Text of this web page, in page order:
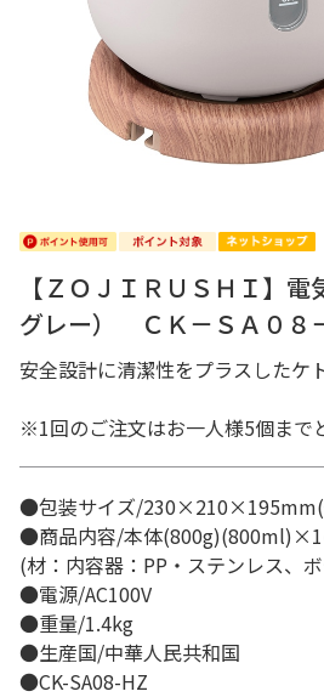
【ＺＯＪＩＲＵＳＨＩ】
グレー） ＣＫ－ＳＡ０８
安全設計に清潔性をプラスしたケ
※1回のご注文はお一人様5個まで
●包装サイズ/
●商品内容/本体
(材：内容器：PP・ステンレス、
●電源/AC100V
●重量/1.4kg
●生産国/中華人民共和国
●CK-SA08-HZ